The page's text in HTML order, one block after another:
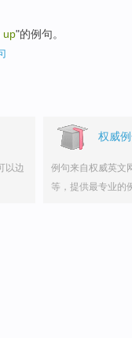
up"的例句。
以边
权威
例句来自权威英文
等，提供最专业的